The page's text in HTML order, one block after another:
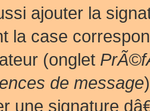
ajouter la
la case
(onglet
de message
une signature